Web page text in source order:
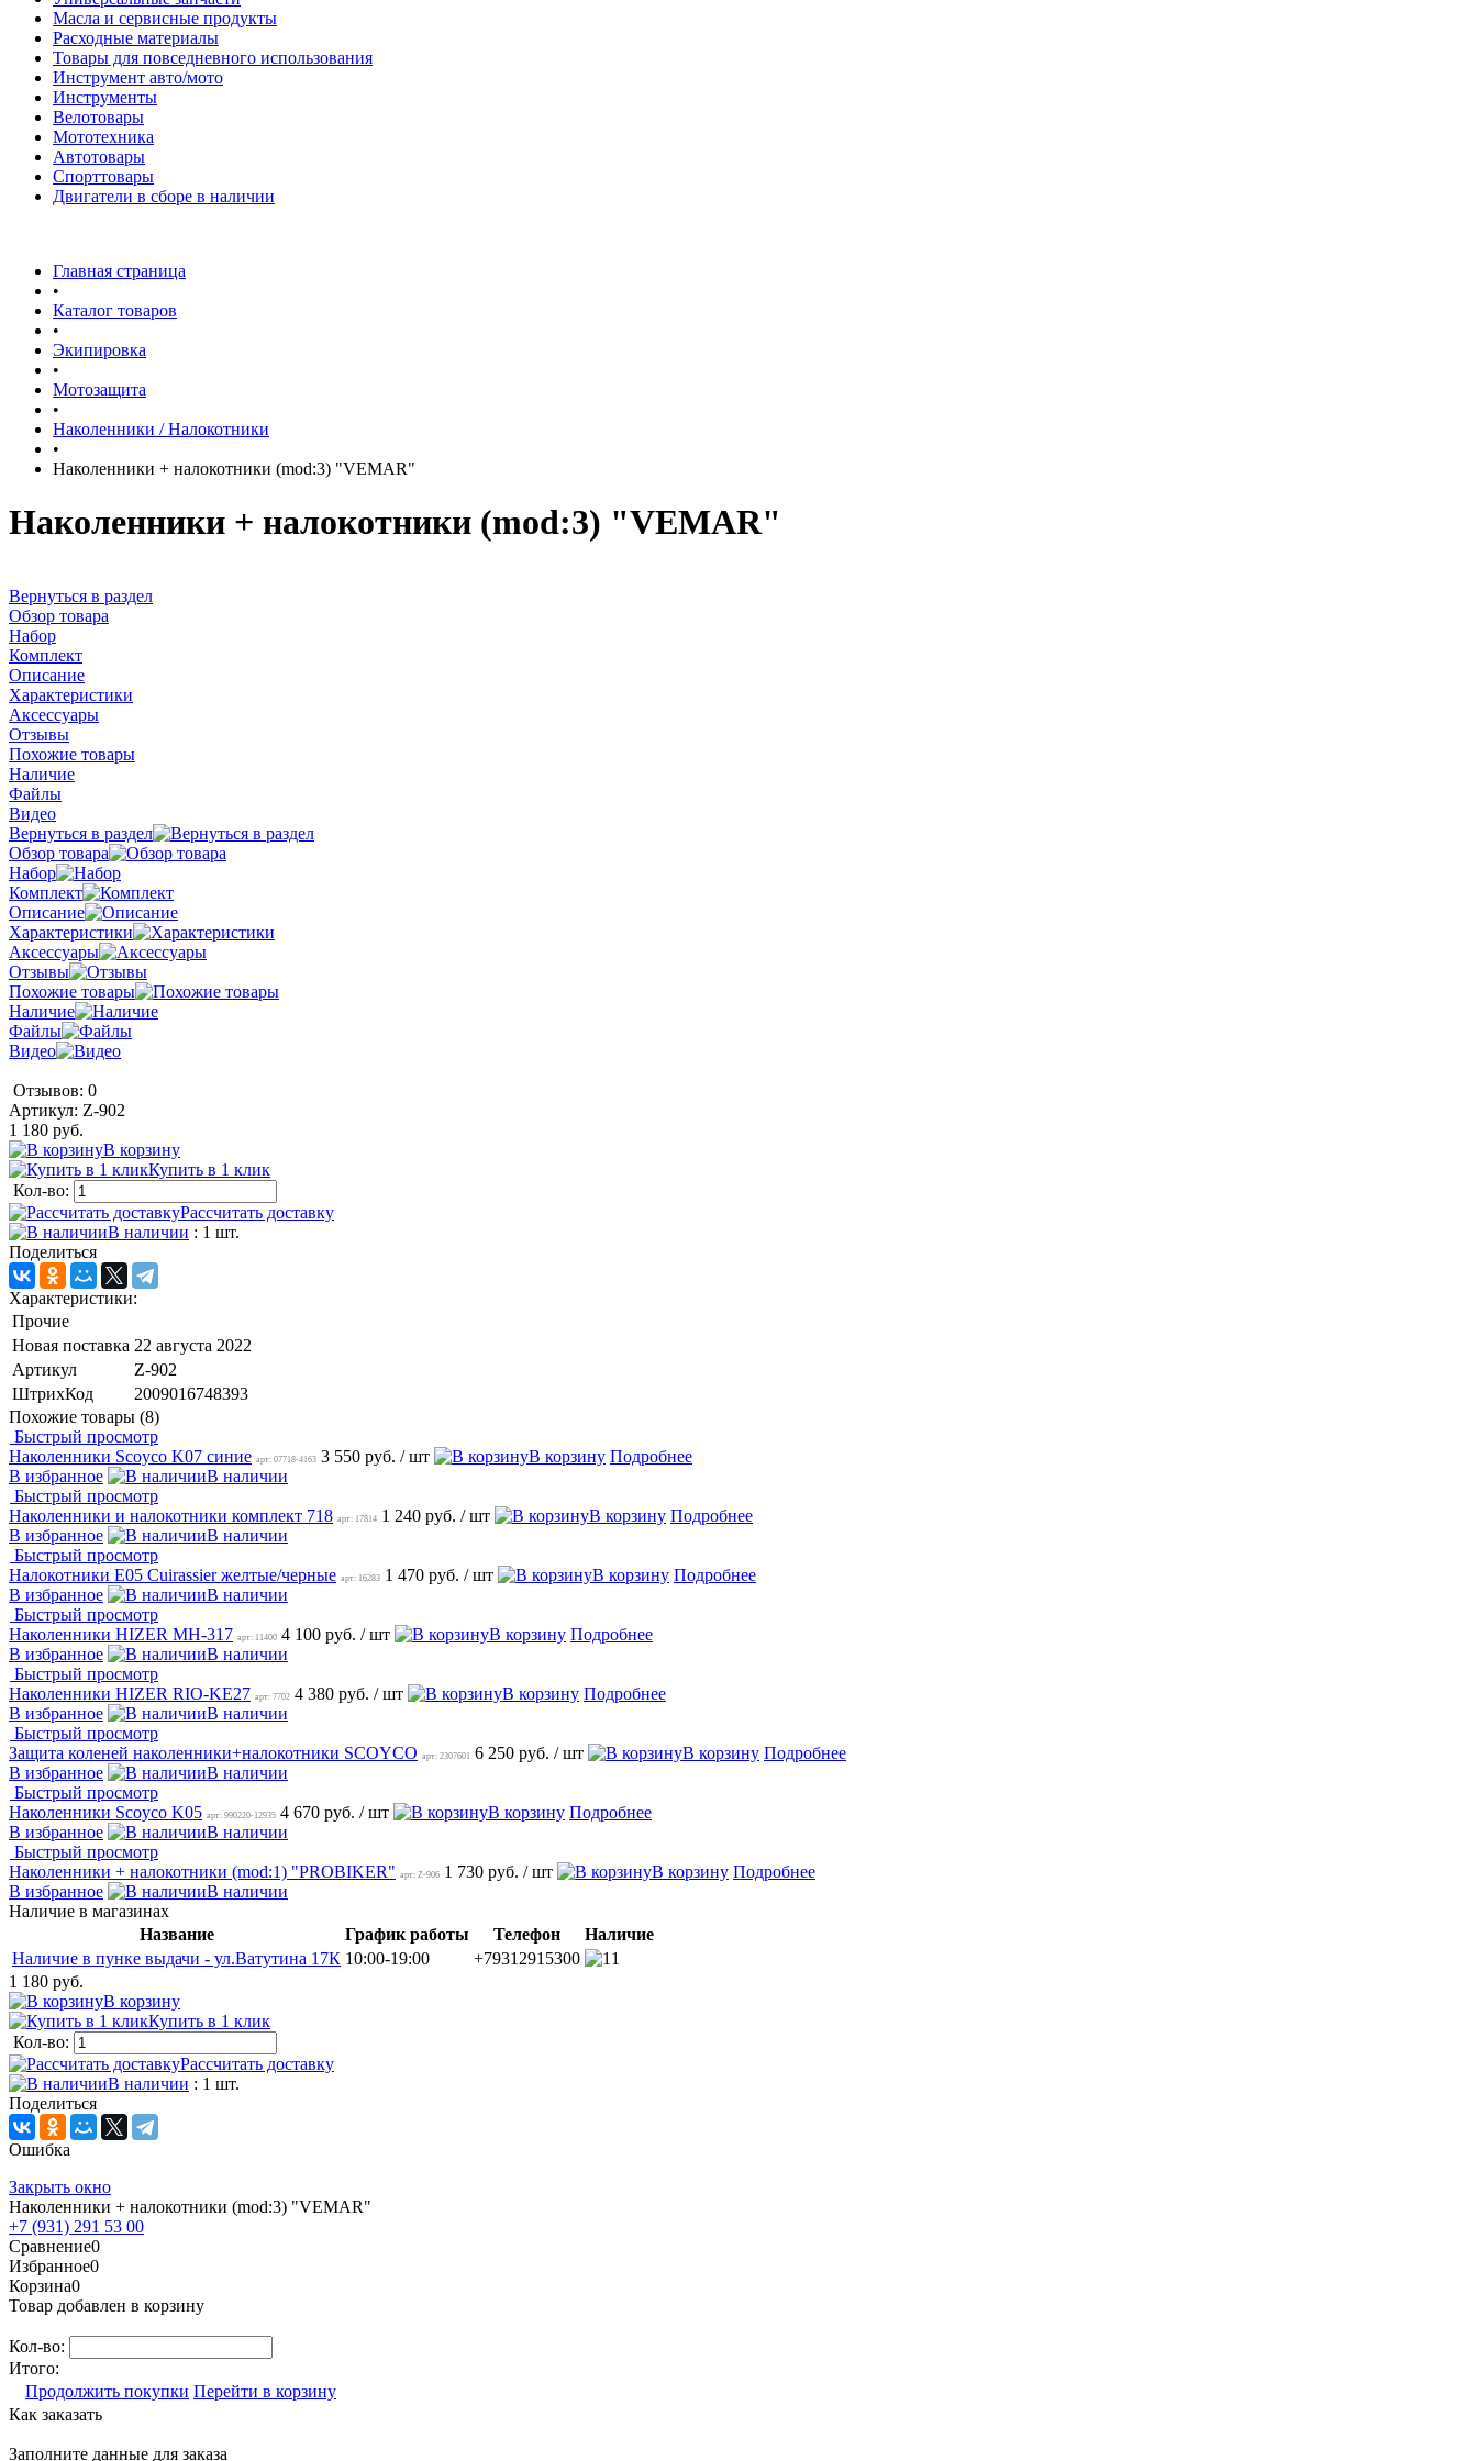
Масла и сервисные продукты
Расходные материалы
Товары для повседневного использования
Инструмент авто/мото
Инструменты
Велотовары
Мототехника
Автотовары
Спорттовары
Двигатели в сборе в наличии
Главная страница
•
Каталог товаров
•
Экипировка
•
Мотозащита
•
Наколенники / Налокотники
•
Наколенники + налокотники (mod:3) "VEMAR"
Наколенники + налокотники (mod:3) "VEMAR"
Вернуться в раздел
Обзор товара
Набор
Комплект
Описание
Характеристики
Аксессуары
Отзывы
Похожие товары
Наличие
Файлы
Видео
Вернуться в раздел
Обзор товара
Набор
Комплект
Описание
Характеристики
Аксессуары
Отзывы
Похожие товары
Наличие
Файлы
Видео
Отзывов: 0
Артикул: Z-902
1 180 руб.
В корзину
Купить в 1 клик
Кол-во:
Рассчитать доставку
В наличии : 1 шт.
Поделиться
Характеристики:
Прочие
Новая поставка 22 августа 2022
Артикул
Z-902
ШтрихКод
2009016748393
Похожие товары (8)
Быстрый просмотр
Наколенники Scoyco K07 синие арт: 07718-4163 3 550 руб. / шт В корзину Подробнее
В избранное
В наличии
Быстрый просмотр
Наколенники и налокотники комплект 718 арт: 17814 1 240 руб. / шт В корзину Подробнее
В избранное
В наличии
Быстрый просмотр
Налокотники E05 Cuirassier желтые/черные арт: 16283 1 470 руб. / шт В корзину Подробнее
В избранное
В наличии
Быстрый просмотр
Наколенники HIZER MH-317 арт: 11400 4 100 руб. / шт В корзину Подробнее
В избранное
В наличии
Быстрый просмотр
Наколенники HIZER RIO-KE27 арт: 7702 4 380 руб. / шт В корзину Подробнее
В избранное
В наличии
Быстрый просмотр
Защита коленей наколенники+налокотники SCOYCO арт: 2307601 6 250 руб. / шт В корзину Подробнее
В избранное
В наличии
Быстрый просмотр
Наколенники Scoyco K05 арт: 990220-12935 4 670 руб. / шт В корзину Подробнее
В избранное
В наличии
Быстрый просмотр
Наколенники + налокотники (mod:1) "PROBIKER" арт: Z-906 1 730 руб. / шт В корзину Подробнее
В избранное
В наличии
Наличие в магазинах
Название
График работы Телефон
Наличие
Наличие в пунке выдачи - ул.Ватутина 17К 10:00-19:00 +79312915300
1
1 180 руб.
В корзину
Купить в 1 клик
Кол-во:
Рассчитать доставку
В наличии : 1 шт.
Поделиться
Ошибка
Закрыть окно
Наколенники + налокотники (mod:3) "VEMAR"
+7 (931) 291 53 00
Сравнение0
Избранное0
Корзина0
Товар добавлен в корзину
Кол-во:
Итого:
Продолжить покупки Перейти в корзину
Как заказать
Заполните данные для заказа